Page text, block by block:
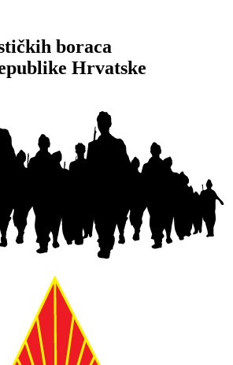
boraca
Hrvatske